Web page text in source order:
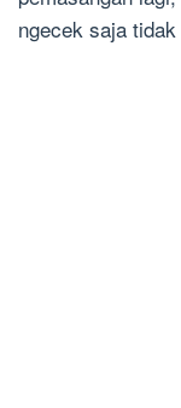
ngecek saja